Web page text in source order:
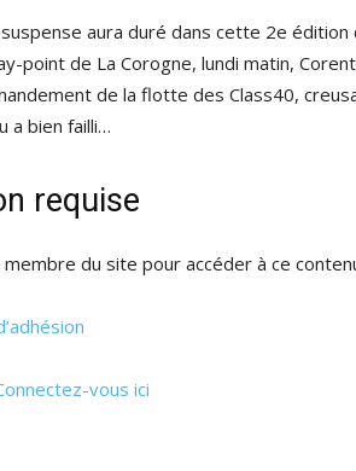
suspense aura duré dans cette 2e
point de La Corogne, lundi matin,
de la flotte des Class40,
a bien failli…
requise
du site pour accéder à ce
vous ici